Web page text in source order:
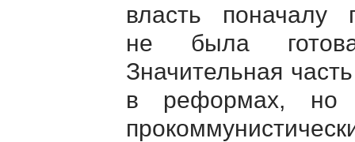
власть поначалу
не была
Значительная
в реформах, но